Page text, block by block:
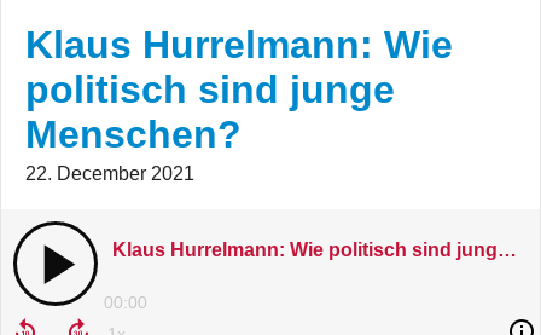
Klaus Hurrelmann: Wie
politisch sind junge
Menschen?
22. December 2021
Klaus Hurrelmann: Wie politisch sind junge Menschen?
00:00